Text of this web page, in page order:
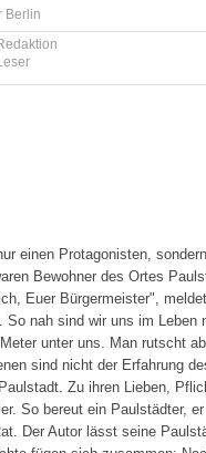
Berlin
einen Protagonisten,
Bewohner des Ortes
Euer Bürgermeister",
nah sind wir uns im Leben
unter uns. Man rutscht
sind nicht der Erfahrung
Zu ihren Lieben,
So bereut ein Paulstädter,
Der Autor lässt seine